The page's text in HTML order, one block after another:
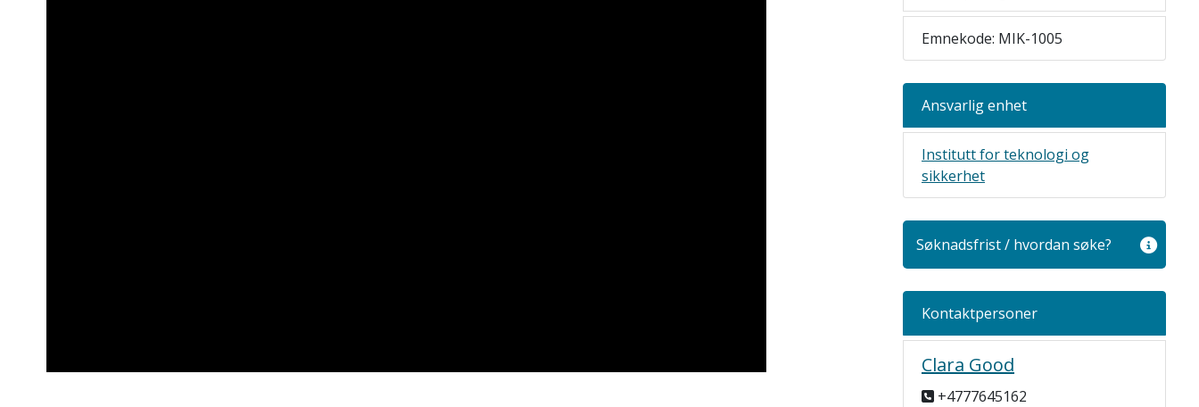
Emnekode: MIK-1005
Ansvarlig enhet
Institutt for teknologi og
sikkerhet
Søknadsfrist / hvordan søke?
Kontaktpersoner
Clara Good
+4777645162